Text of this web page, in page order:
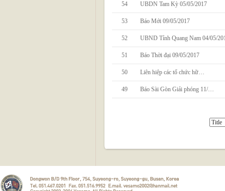
54 UBDN Tam Kỳ 05/05/2017
53 Báo Mới 09/05/2017
52 UBND Tỉnh Quang Nam 04/05/
51 Báo Thời đại 09/05/2017
50 Liên hiệp các tổ chức hữ…
49 Báo Sài Gòn Giải phóng 11/…